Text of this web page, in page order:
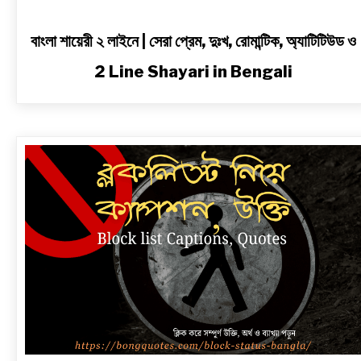
বাংলা শায়েরী ২ লাইনে | সেরা প্রেম, দুঃখ, রোমান্টিক, অ্যাটিটিউড ও
2 Line Shayari in Bengali